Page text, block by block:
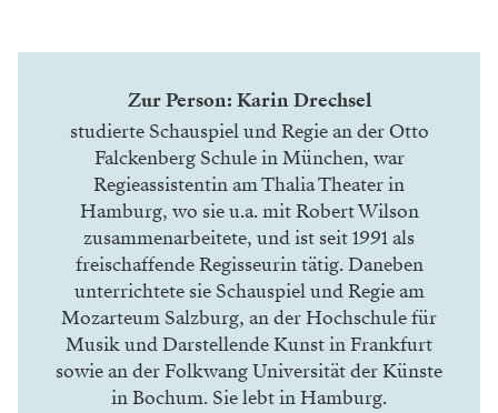
Zur Person: Karin Drechsel
studierte Schauspiel und Regie an derOtto
Falckenberg Schulein München, war
Regieassistentin am Thalia Theater in
Hamburg, wo sie u.a. mit Robert Wilson
zusammenarbeitete, und ist seit 1991 als
freischaffende Regisseurin tätig. Daneben
unterrichtete sie Schauspiel und Regie am
Mozarteum Salzburg, an der Hochschule für
Musik und Darstellende Kunst in Frankfurt
sowie an der Folkwang Universität der Künste
in Bochum. Sie lebt in Hamburg.